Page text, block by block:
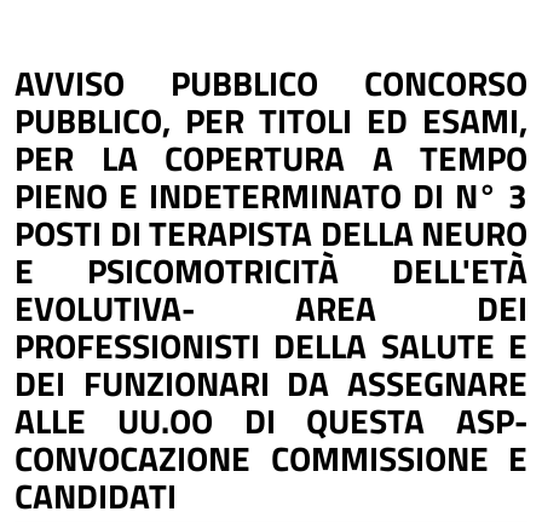
AVVISO PUBBLICO CONCORSO
PUBBLICO, PER TITOLI ED ESAMI,
PER LA COPERTURA A TEMPO
PIENO E INDETERMINATO DI N° 3
POSTI DI TERAPISTA DELLA NEURO
E PSICOMOTRICITÀ DELL'ETÀ
EVOLUTIVA- AREA DEI
PROFESSIONISTI DELLA SALUTE E
DEI FUNZIONARI DA ASSEGNARE
ALLE UU.OO DI QUESTA ASP-
CONVOCAZIONE COMMISSIONE E
CANDIDATI